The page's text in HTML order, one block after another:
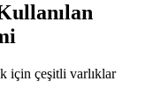
için çeşitli varlıklar